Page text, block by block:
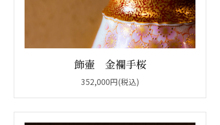
飾壷 金襴手桜
352,000円(税込)